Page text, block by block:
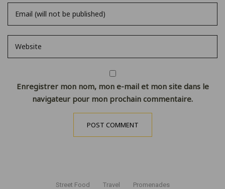
Enregistrer mon nom, mon e-mail et mon site dans le
navigateur pour mon prochain commentaire.
Street Food Travel Promenades